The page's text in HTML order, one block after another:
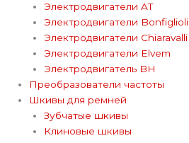
Электродвигатели AT
Электродвигатели Bonfiglioli
Электродвигатели Chiaravalli
Электродвигатели Elvem
Электродвигатель BH
Преобразователи частоты
Шкивы для ремней
Зубчатые шкивы
Клиновые шкивы